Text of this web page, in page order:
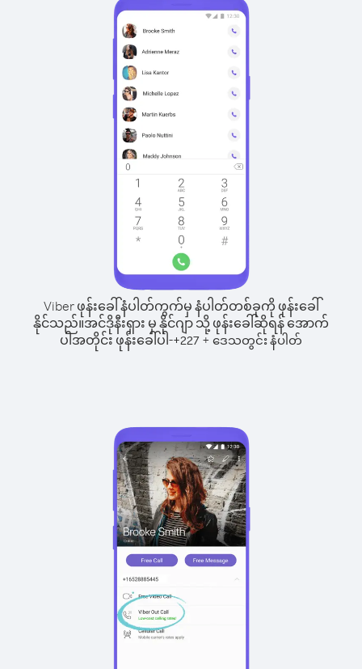
Viber ဖုန်းခေါ်နံပါတ်ကွက်မှ နံပါတ်တစ်ခုကို ဖုန်းခေါ်
နိုင်သည်။အင်ဒိုနီးရှား မှ နိုင်ဂျာ သို့ ဖုန်းခေါ်ဆိုရန် အောက်
ပါအတိုင်း ဖုန်းခေါ်ပါ-+227 + ဒေသတွင်း နံပါတ်